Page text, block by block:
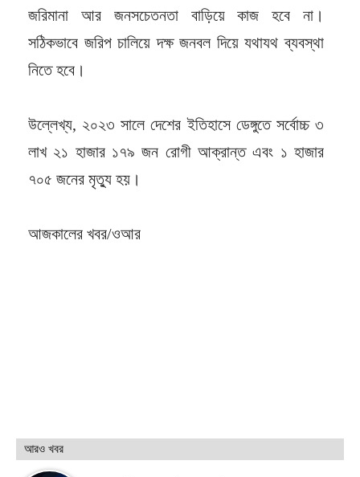
জরিমানা আর জনসচেতনতা বাড়িয়ে কাজ হবে না।
সঠিকভাবে জরিপ চালিয়ে দক্ষ জনবল দিয়ে যথাযথ ব্যবস্থা
নিতে হবে।
উল্লেখ্য, ২০২৩ সালে দেশের ইতিহাসে ডেঙ্গুতে সর্বোচ্চ ৩
লাখ ২১ হাজার ১৭৯ জন রোগী আক্রান্ত এবং ১ হাজার
৭০৫ জনের মৃত্যু হয়।
আজকালের খবর/ওআর
আরও খবর